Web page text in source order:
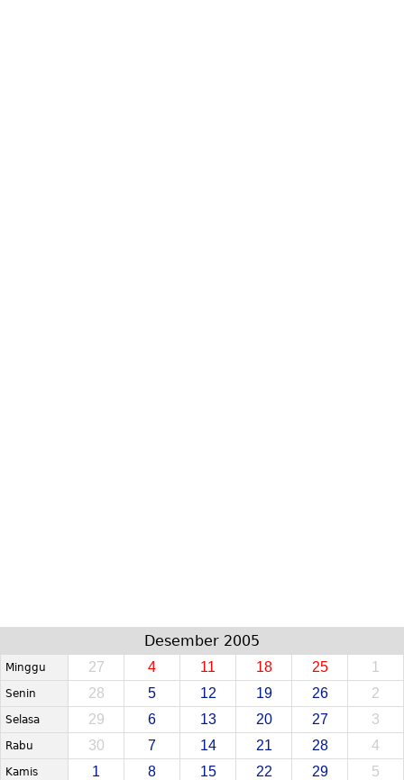
Desember 2005
Minggu 27 4 11 18 25 1
Senin 28 5 12 19 26 2
Selasa 29 6 13 20 27 3
Rabu 30 7 14 21 28 4
Kamis 1 8 15 22 29 5